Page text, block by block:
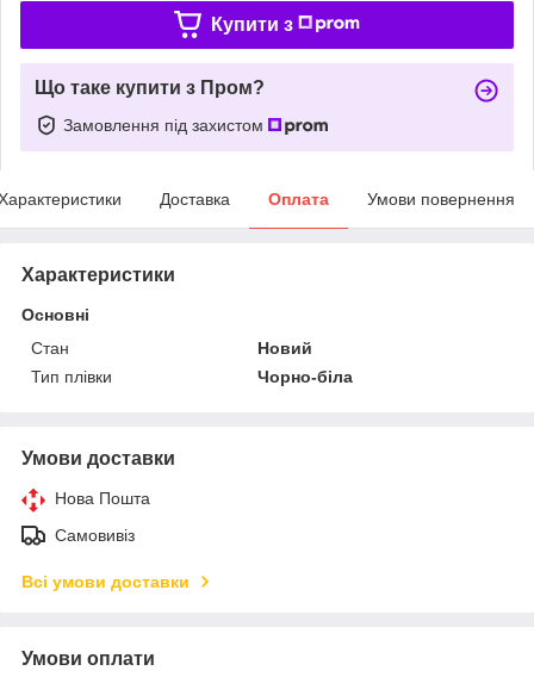
Купити з
Що таке купити з Пром?
Замовлення під захистом
Доставка Оплата Умови повернення
Характеристики
Основні
Стан
Новий
Тип плівки
Чорно-біла
Умови доставки
Нова Пошта
Самовивіз
Всі умови доставки
Умови оплати